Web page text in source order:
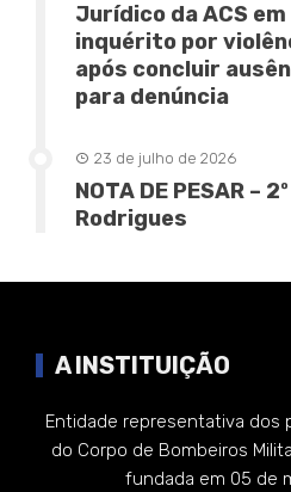
Jurídico da ACS
inquérito por
após concluir
para denúncia
23 de julho de 2026
NOTA DE PESAR –
Rodrigues
A INSTITUIÇÃO
Entidade representativa dos
do Corpo de Bombeiros
fundada em 05 de